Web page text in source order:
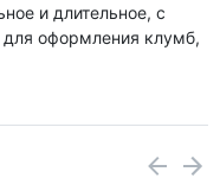
и длительное, с
оформления клумб,